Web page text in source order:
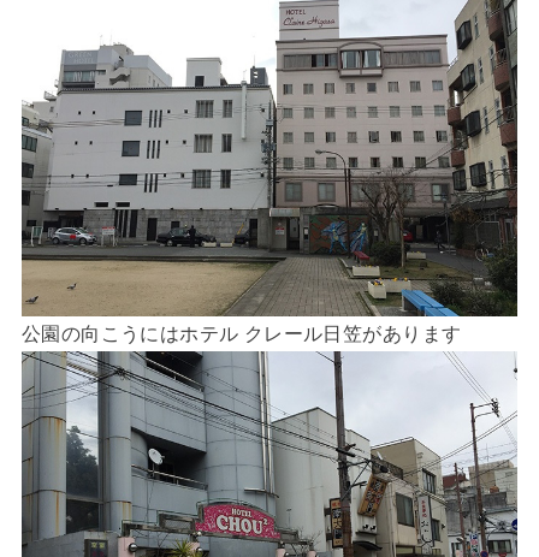
公園の向こうにはホテル クレール日笠があります